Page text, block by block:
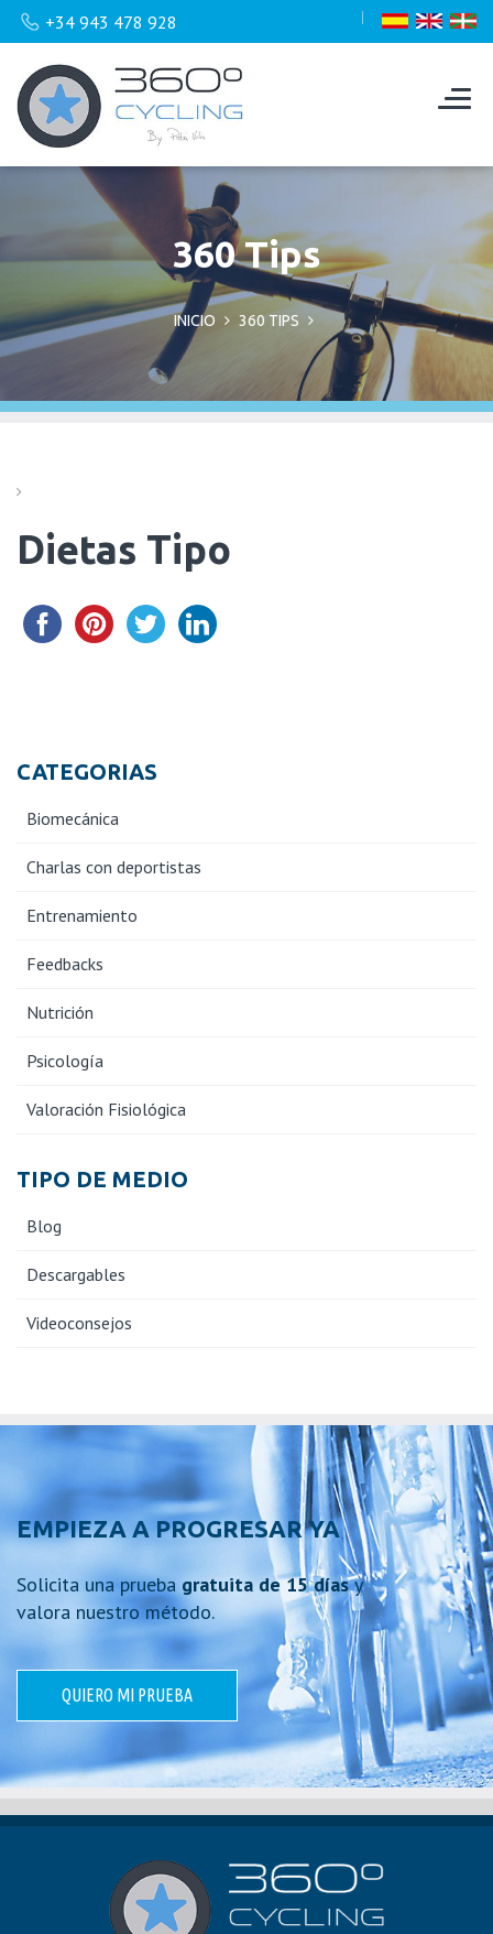
+34 943 478 928
360 Tips
INICIO 360 TIPS
Dietas Tipo
CATEGORIAS
Biomecánica
Charlas con deportistas
Entrenamiento
Feedbacks
Nutrición
Psicología
Valoración Fisiológica
TIPO DE MEDIO
Blog
Descargables
Videoconsejos
EMPIEZA A PROGRESAR YA
Solicita una prueba gratuita de 15 díasy
valora nuestro método.
QUIERO MI PRUEBA